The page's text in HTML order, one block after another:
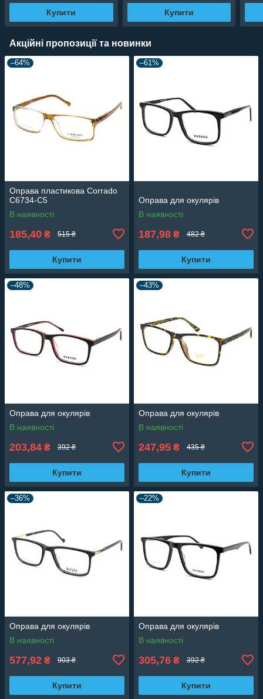
Купити Купити
Акційні пропозиції та новинки
–64%
Оправа пластикова Corrado
C6734-C5
В наявності
185,40 ₴ 515 ₴
Купити
–61%
Оправа для окулярів
В наявності
187,98 ₴ 482 ₴
Купити
–48%
Оправа для окулярів
В наявності
203,84 ₴ 392 ₴
Купити
–43%
Оправа для окулярів
В наявності
247,95 ₴ 435 ₴
Купити
–36%
Оправа для окулярів
В наявності
577,92 ₴ 903 ₴
Купити
–22%
Оправа для окулярів
В наявності
305,76 ₴ 392 ₴
Купити